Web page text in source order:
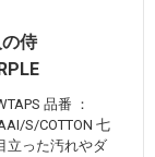
の侍
品番 ：
S/COTTON 七
立った汚れやダ